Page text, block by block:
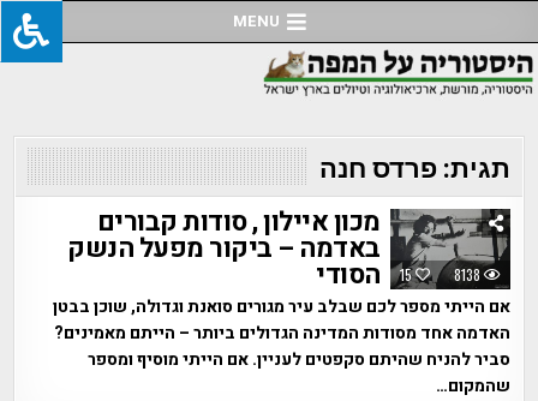
to
content
MENU
תגית:פרדס חנה
15 8138
מכון איילון , סודות קבורים
באדמה – ביקור מפעל הנשק
הסודי
אם הייתי מספר לכם שבלב עיר מגורים סואנת וגדולה, שוכן בבטן
האדמה אחד מסודות המדינה הגדולים ביותר – הייתם מאמינים?
סביר להניח שהיתם סקפטים לעניין. אם הייתי מוסיף ומספר
שהמקום…